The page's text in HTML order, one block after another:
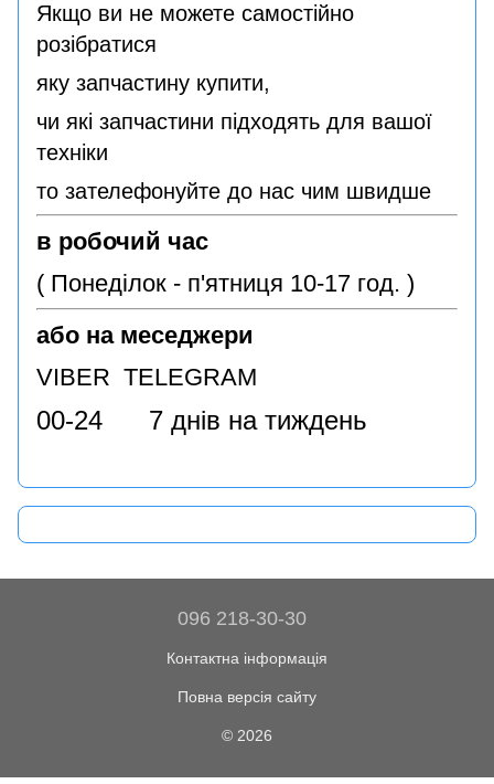
Якщо ви не можете самостійно
розібратися
яку запчастину купити,
чи які запчастини підходять для вашої
техніки
то зателефонуйте до нас чим швидше
в робочий час
( Понеділок - п'ятниця 10-17 год. )
або на меседжери
VIBER TELEGRAM
00-24 7 днів на тиждень
096 218-30-30
Контактна інформація
Повна версія сайту
© 2026